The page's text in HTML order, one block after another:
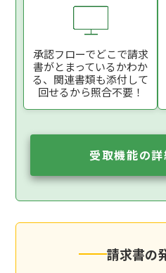
承認フローでどこで請求
書がとまっているかわか
る、関連書類も添付して
回せるから照合不要！
受取機能の
請求書の